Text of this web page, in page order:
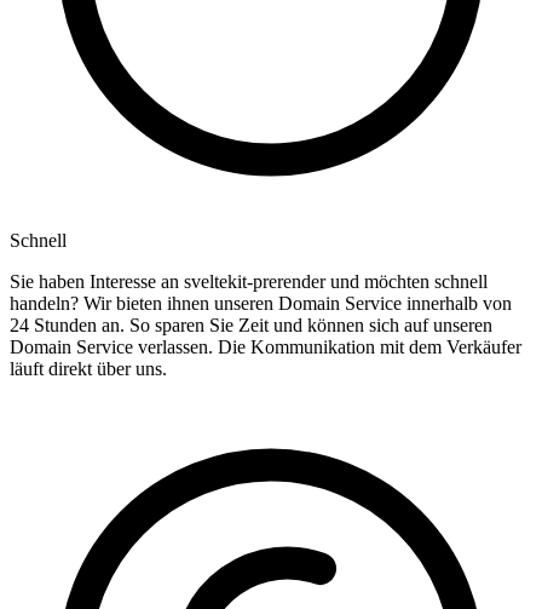
Schnell
Sie haben Interesse an sveltekit-prerender und möchten schnell
handeln? Wir bieten ihnen unseren Domain Service innerhalb von
24 Stunden an. So sparen Sie Zeit und können sich auf unseren
Domain Service verlassen. Die Kommunikation mit dem Verkäufer
läuft direkt über uns.